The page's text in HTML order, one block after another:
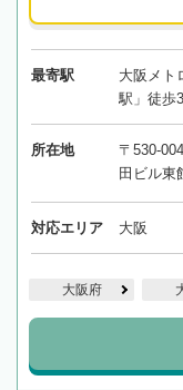
最寄駅
大阪メト
駅」徒歩
所在地
〒530-
田ビル東
対応エリア 大阪
大阪府